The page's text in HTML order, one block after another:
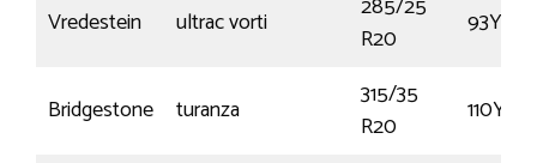
Vredestein ultrac vorti
285/25
R20
93YY
Bridgestone turanza
315/35
R20
110Y